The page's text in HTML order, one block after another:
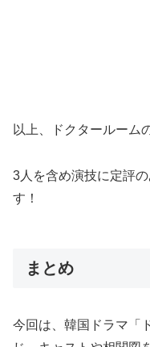
以上、ドクタールーム
3人を含め演技に定評
す！
まとめ
今回は、韓国ドラマ「